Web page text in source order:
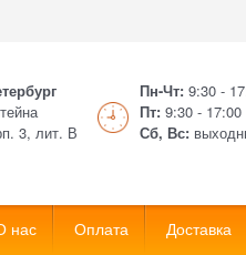
3, лит. В
Пн-Чт: 9:30 -
Пт: 9:30 - 17:00
Сб, Вс:
нас Оплата Доставка